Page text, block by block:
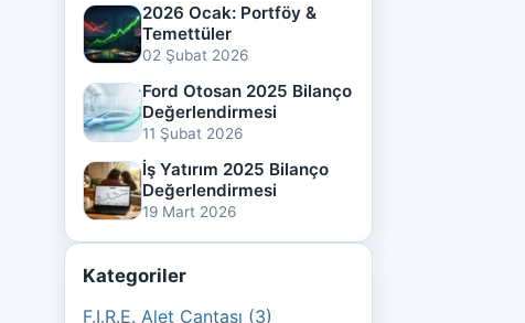
2026 Ocak: Portföy &
Temettüler
02 Şubat 2026
Ford Otosan 2025 Bilanço
Değerlendirmesi
11 Şubat 2026
İş Yatırım 2025 Bilanço
Değerlendirmesi
19 Mart 2026
Kategoriler
F.I.R.E. Alet Çantası (3)